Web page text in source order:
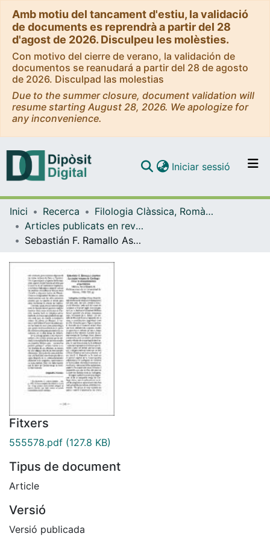
Amb motiu del tancament d'estiu, la validació
de documents es reprendrà a partir del 28
d'agost de 2026. Disculpeu les molèsties.
Con motivo del cierre de verano, la validación de
documentos se reanudará a partir del 28 de agosto
de 2026. Disculpad las molestias
Due to the summer closure, document validation will
resume starting August 28, 2026. We apologize for
any inconvenience.
Navega per tot el DD
Iniciar sessió (current)
Inici Recerca
Filologia Clàssica, Romànica i Semítica
Articles publicats en revistes (Filologia Clàssica, Romànica i Semítica)
Sebastián F. Ramallo Asensio, La ciudad romana de Carthago Nova: la documentación arqueológica, Murcia 1989
Fitxers
555578.pdf (127.8 KB)
Tipus de document
Article
Versió
Versió publicada